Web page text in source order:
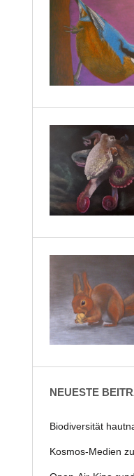
NEUESTE
Biodiversität
Kosmos-Medien